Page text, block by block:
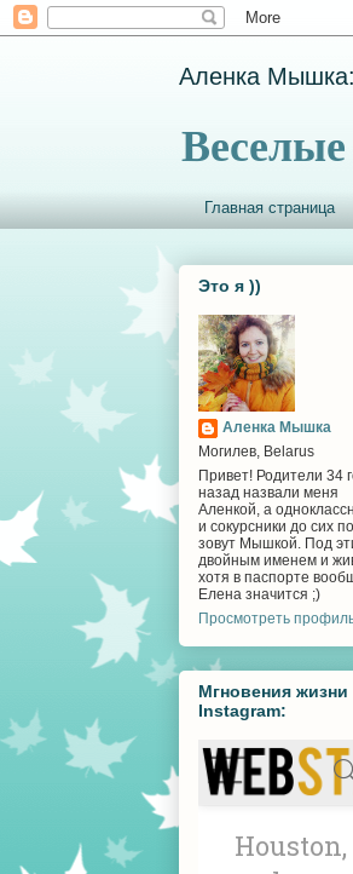
Аленка Мышка:
Главная страница
Это я ))
Аленка Мышка
Могилев, Belarus
Привет! Родители 34
назад назвали меня
Аленкой, а
и сокурсники до сих
зовут Мышкой. Под
двойным именем и
хотя в паспорте
Елена значится ;)
Просмотреть
Мгновения жизни
Instagram: